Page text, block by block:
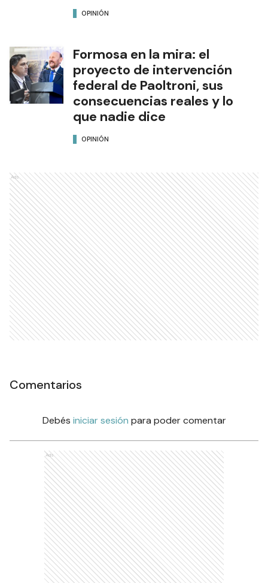
OPINIÓN
Formosa en la mira: el
proyecto de intervención
federal de Paoltroni, sus
consecuencias reales y lo
que nadie dice
OPINIÓN
Ads
Comentarios
Debés iniciar sesión para poder comentar
Ads